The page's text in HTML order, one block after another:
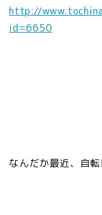
http://
id=6650
なんだか最近、自